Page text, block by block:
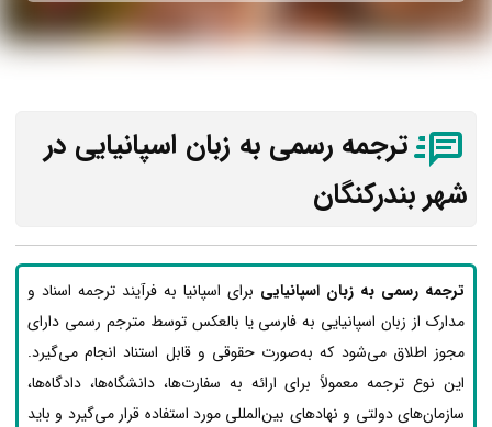
ترجمه رسمی به زبان اسپانیایی در
شهر بندرکنگان
ترجمه رسمی به زبان اسپانیایی برای اسپانیا به فرآیند ترجمه اسناد و
مدارک از زبان اسپانیایی به فارسی یا بالعکس توسط مترجم رسمی دارای
مجوز اطلاق می‌شود که به‌صورت حقوقی و قابل استناد انجام می‌گیرد.
این نوع ترجمه معمولاً برای ارائه به سفارت‌ها، دانشگاه‌ها، دادگاه‌ها،
سازمان‌های دولتی و نهادهای بین‌المللی مورد استفاده قرار می‌گیرد و باید